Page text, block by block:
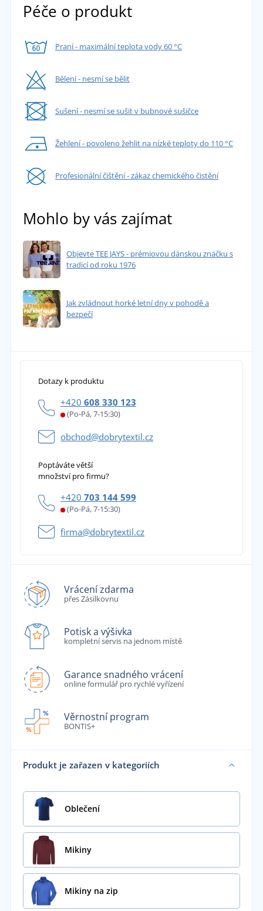
Péče o produkt
Praní - maximální teplota vody 60 °C
Bělení - nesmí se bělit
Sušení - nesmí se sušit v bubnové sušičce
Žehlení - povoleno žehlit na nízké teploty do 110 °C
Profesionální čištění - zákaz chemického čistění
Mohlo by vás zajímat
Objevte TEE JAYS - prémiovou dánskou značku s
tradicí od roku 1976
Jak zvládnout horké letní dny v pohodě a
bezpečí
Dotazy k produktu
+420 608 330 123
(Po-Pá, 7-15:30)
obchod@dobrytextil.cz
Poptáváte větší
množství pro firmu?
+420 703 144 599
(Po-Pá, 7-15:30)
firma@dobrytextil.cz
Vrácení zdarma
přes Zásilkovnu
Potisk a výšivka
kompletní servis na jednom místě
Garance snadného vrácení
online formulář pro rychlé vyřízení
Věrnostní program
BONTIS+
Produkt je zařazen v kategoriích
Oblečení
Mikiny
Mikiny na zip